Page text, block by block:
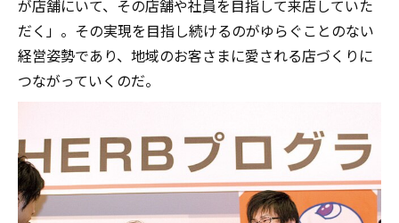
が店舗にいて、その店舗や社員を目指して来店していた
だく」。その実現を目指し続けるのがゆらぐことのない
経営姿勢であり、地域のお客さまに愛される店づくりに
つながっていくのだ。